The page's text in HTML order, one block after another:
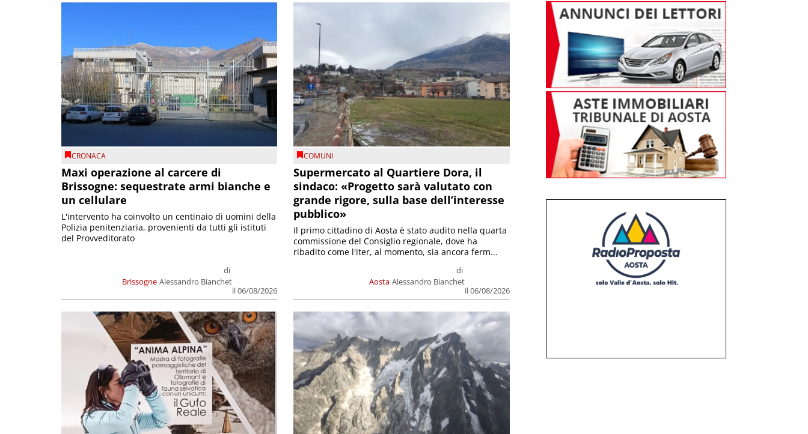
CRONACA
Maxi operazione al carcere di
Brissogne: sequestrate armi bianche e
un cellulare
Brissogne
di
Alessandro Bianchet
il 06/08/2026
L'intervento ha coinvolto un centinaio di uomini della
Polizia penitenziaria, provenienti da tutti gli istituti
del Provveditorato
COMUNI
Supermercato al Quartiere Dora, il
sindaco: «Progetto sarà valutato con
grande rigore, sulla base dell’interesse
pubblico»
Aosta
di
Alessandro Bianchet
il 06/08/2026
Il primo cittadino di Aosta è stato audito nella quarta
commissione del Consiglio regionale, dove ha
ribadito come l'iter, al momento, sia ancora ferm...